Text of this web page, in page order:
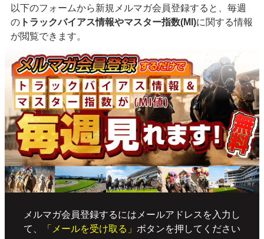
以下のフォームから新規メルマガ会員登録すると、毎週
の トラックバイアス情報やマスター指数(MI)に関する情報
が閲覧できます。
メルマガ会員登録するにはメールアドレスを入力し
て、
「メールを受け取る」 ボタンを押してください